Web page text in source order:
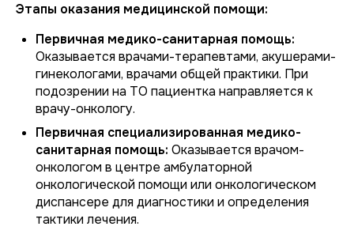
Этапы оказания медицинской помощи:
Первичная медико-санитарная помощь:
Оказывается врачами-терапевтами, акушерами-
гинекологами, врачами общей практики. При
подозрении на ТО пациентка направляется к
врачу-онкологу.
Первичная специализированная медико-
санитарная помощь: Оказывается врачом-
онкологом в центре амбулаторной
онкологической помощи или онкологическом
диспансере для диагностики и определения
тактики лечения.